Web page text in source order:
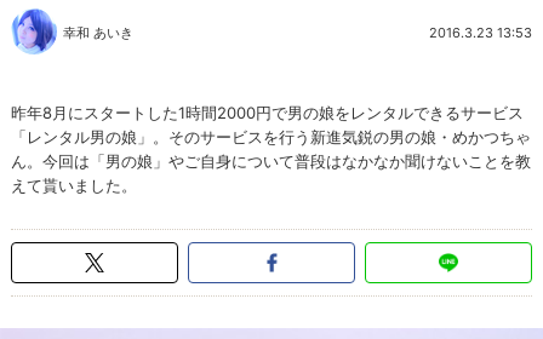
幸和 あいき 2016.3.23 13:53
昨年8月にスタートした1時間2000円で男の娘をレンタルできるサービス
「レンタル男の娘」。そのサービスを行う新進気鋭の男の娘・めかつちゃ
ん。今回は「男の娘」やご自身について普段はなかなか聞けないことを教
えて貰いました。